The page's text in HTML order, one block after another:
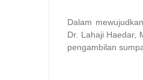
Dalam
Dr. Lahaji Haedar,
pengambilan